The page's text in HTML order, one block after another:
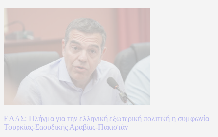
ΕΛΑΣ: Πλήγμα για την ελληνική εξωτερική πολιτική η συμφωνία
Τουρκίας-Σαουδικής Αραβίας-Πακιστάν